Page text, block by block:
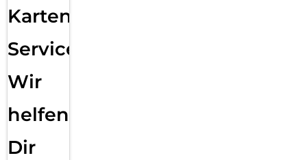
Karten
Service:
Wir
helfen
Dir